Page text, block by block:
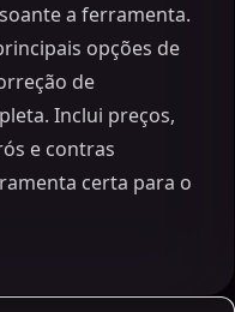
a ferramenta.
opções de
de
Inclui preços,
e contras
certa para o